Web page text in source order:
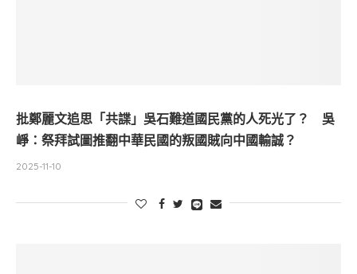
批鄭麗文追思「共諜」吳石難道國民黨的人死光了？ 吳
崢：祭拜試圖推翻中華民國的叛國賊向中國輸誠？
2025-11-10